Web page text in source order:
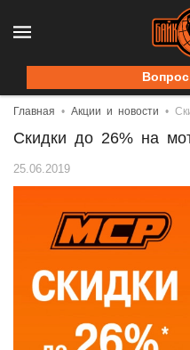
Главная Акции и новости
Скидки до 26% на
25.06.2019